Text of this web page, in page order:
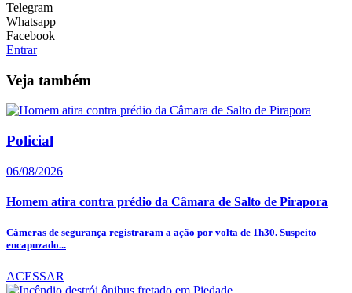
Telegram
Whatsapp
Facebook
Entrar
Veja também
Policial
06/08/2026
Homem atira contra prédio da Câmara de Salto de Pirapora
Câmeras de segurança registraram a ação por volta de 1h30. Suspeito
encapuzado...
ACESSAR